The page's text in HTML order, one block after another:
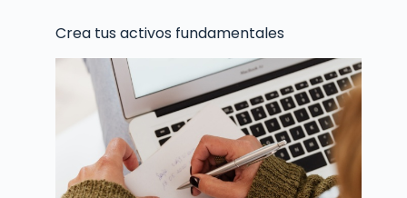
Crea tus activos fundamentales